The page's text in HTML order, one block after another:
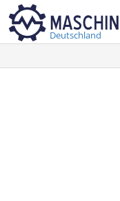
Deutschland